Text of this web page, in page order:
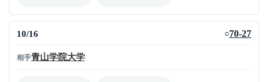
10/16 ○70-27
相手青山学院大学